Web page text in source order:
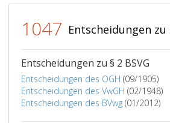
und
ist
1047 Entscheidungen zu
Entscheidungen zu § 2 BSVG
Entscheidungen des OGH (09/1905)
Entscheidungen des VwGH (02/1948)
Entscheidungen des BVwg (01/2012)